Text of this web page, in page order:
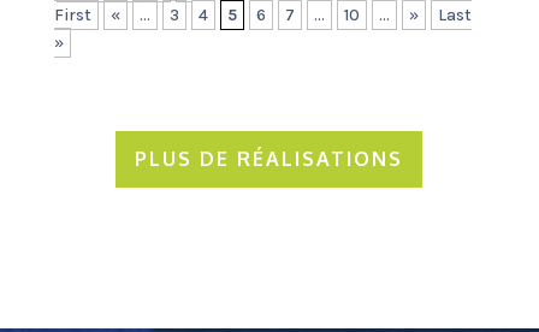
First
« ... 3 4 5 6 7 ... 10 ... »
Last
»
PLUS DE RÉALISATIONS